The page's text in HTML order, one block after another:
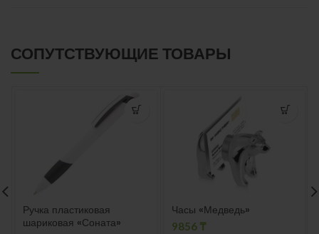
СОПУТСТВУЮЩИЕ ТОВАРЫ
Ручка пластиковая
шариковая «Соната»
Часы «Медведь»
9856 ₸